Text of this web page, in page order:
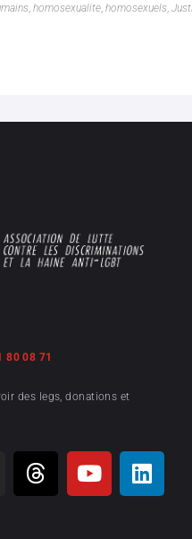
, homosexualite, homosexuels,
80 08 71
des legs, donations et